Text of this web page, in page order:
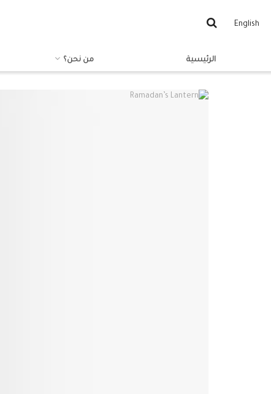
English
الرئيسية من نحن؟